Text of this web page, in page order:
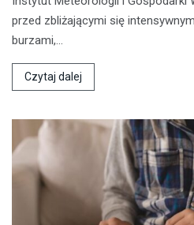
przed zbliżającymi się
burzami,…
Czytaj dalej